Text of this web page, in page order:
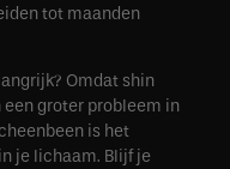
tot maanden
Omdat shin
groter probleem in
is het
je lichaam. Blijf je